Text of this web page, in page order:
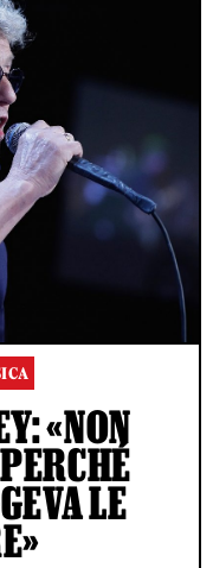
«NON
LE